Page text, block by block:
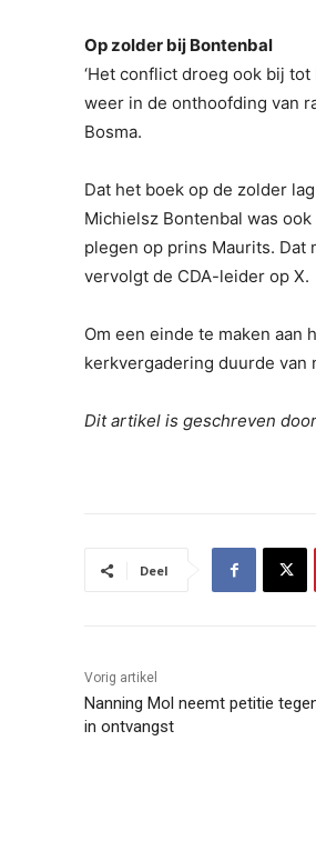
Op zolder bij Bontenbal
‘Het conflict droeg ook bij
weer in de onthoofding van
Bosma.
Dat het boek op de zolder
Michielsz Bontenbal was
plegen op prins Maurits. Dat
vervolgt de CDA-leider op X.
Om een einde te maken aan
kerkvergadering duurde van
Dit artikel is geschreven
Deel
Vorig artikel
Nanning Mol neemt petitie
in ontvangst